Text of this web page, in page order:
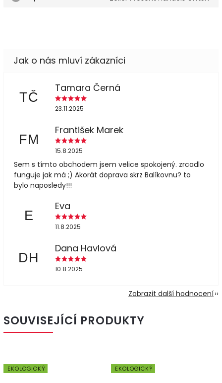
TČ
Tamara Černá
23.11.2025
FM
František Marek
15.8.2025
Sem s tímto obchodem jsem velice spokojený. zrcadlo
funguje jak má ;) Akorát doprava skrz Balíkovnu? to
bylo naposledy!!!
E
Eva
11.8.2025
DH
Dana Havlová
10.8.2025
Zobrazit další hodnocení
SOUVISEJÍCÍ PRODUKTY
EKOLOGICKÝ EKOLOGICKÝ